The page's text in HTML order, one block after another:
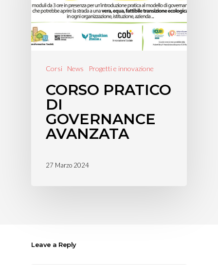
Corsi News Progetti e innovazione
CORSO PRATICO
DI
GOVERNANCE
AVANZATA
27 Marzo 2024
Leave a Reply